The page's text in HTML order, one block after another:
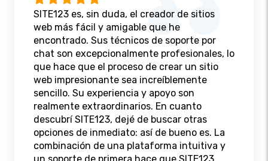
SITE123 es, sin duda, el creador de sitios
web más fácil y amigable que he
encontrado. Sus técnicos de soporte por
chat son excepcionalmente profesionales, lo
que hace que el proceso de crear un sitio
web impresionante sea increíblemente
sencillo. Su experiencia y apoyo son
realmente extraordinarios. En cuanto
descubrí SITE123, dejé de buscar otras
opciones de inmediato: así de bueno es. La
combinación de una plataforma intuitiva y